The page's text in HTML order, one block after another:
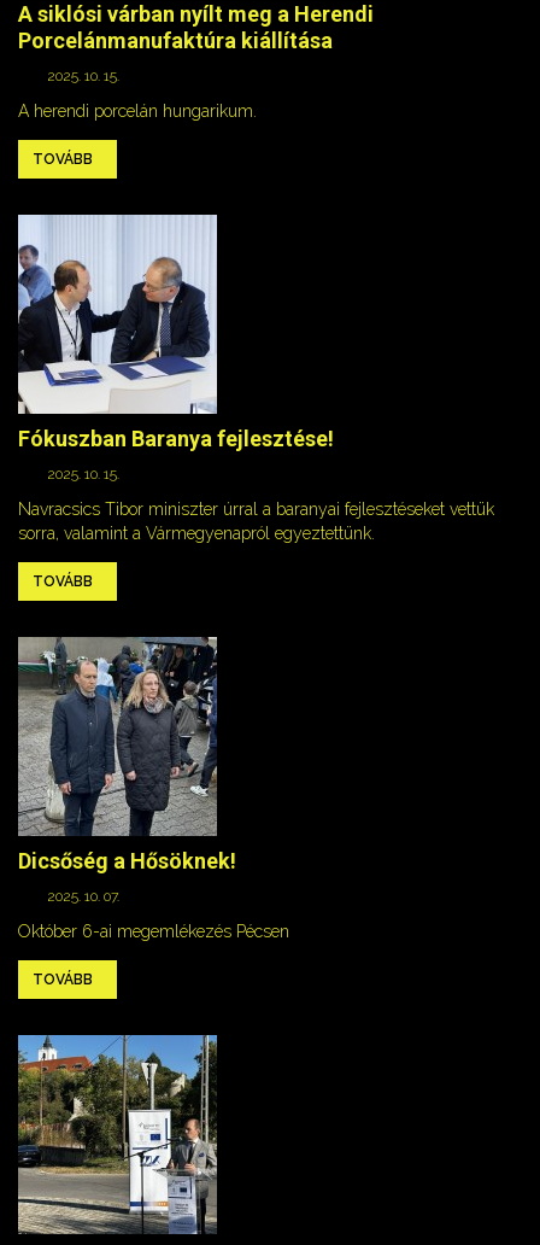
A siklósi várban nyílt meg a Herendi
Porcelánmanufaktúra kiállítása
2025. 10. 15.
A herendi porcelán hungarikum.
TOVÁBB
Fókuszban Baranya fejlesztése!
2025. 10. 15.
Navracsics Tibor miniszter úrral a baranyai fejlesztéseket vettük
sorra, valamint a Vármegyenapról egyeztettünk.
TOVÁBB
Dicsőség a Hősöknek!
2025. 10. 07.
Október 6-ai megemlékezés Pécsen
TOVÁBB